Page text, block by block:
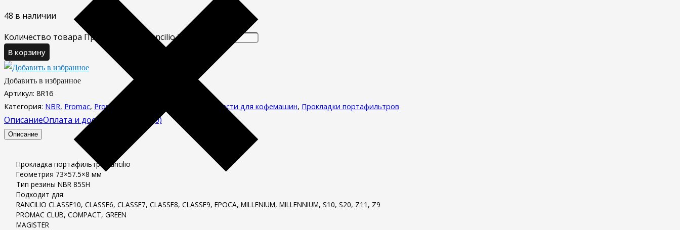
48 в наличии
Количество товара Прокладка для Rancilio 73x57.5x8 мм
В корзину
Добавить в избранное
Артикул: 8R16
Категория: NBR, Promac, Promac Запасные части для кофемашин, Прокладки портафильтров
ОписаниеОплата и доставка Отзывы (0)
Описание
Прокладка портафильтра Rancilio
Геометрия 73×57.5×8 мм
Тип резины NBR 85SH
Подходит для:
RANCILIO CLASSE10, CLASSE6, CLASSE7, CLASSE8, CLASSE9, EPOCA, MILLENIUM, MILLENNIUM, S10, S20, Z11, Z9
PROMAC CLUB, COMPACT, GREEN
MAGISTER